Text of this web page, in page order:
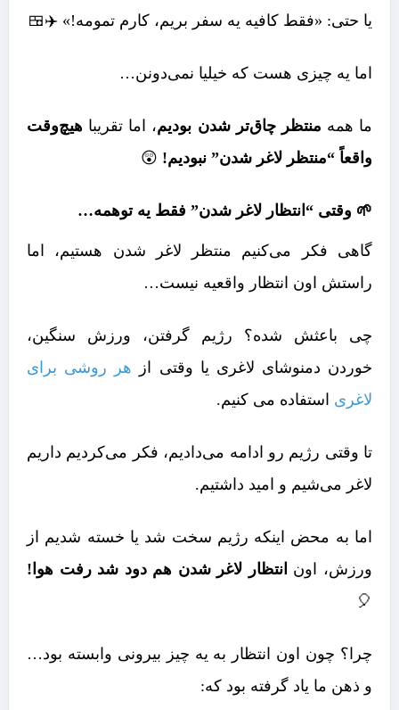
یا حتی: «فقط کافیه یه سفر بریم، کارم تمومه!» ✈️🍱
اما یه چیزی هست که خیلیا نمی‌دونن…
ما همه منتظر چاق‌تر شدن بودیم، اما تقریبا هیچ‌وقت
واقعاً “منتظر لاغر شدن” نبودیم! 😲
🌱 وقتی “انتظار لاغر شدن” فقط یه توهمه…
گاهی فکر می‌کنیم منتظر لاغر شدن هستیم، اما
راستش اون انتظار واقعیه نیست…
چی باعثش شده؟ رژیم گرفتن، ورزش سنگین،
خوردن دمنوشای لاغری یا وقتی از
هر روشی برای
لاغری استفاده می کنیم.
تا وقتی رژیم رو ادامه می‌دادیم، فکر می‌کردیم داریم
لاغر می‌شیم و امید داشتیم.
اما به محض اینکه رژیم سخت شد یا خسته شدیم از
ورزش، اون انتظار لاغر شدن هم دود شد رفت هوا!
🎈
چرا؟ چون اون انتظار به یه چیز بیرونی وابسته بود…
و ذهن ما یاد گرفته بود که: